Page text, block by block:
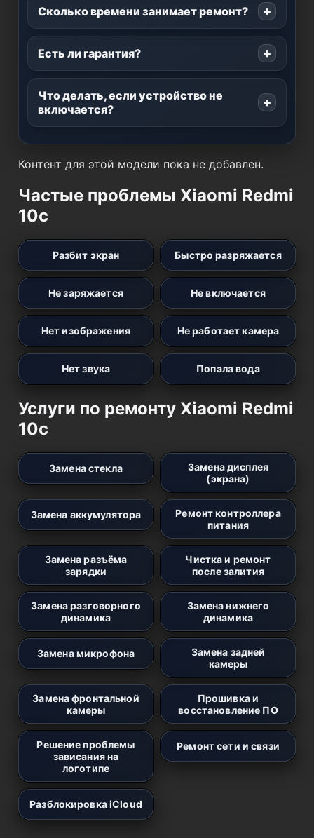
Сколько времени занимает ремонт?
Есть ли гарантия?
Что делать, если устройство не
включается?
Контент для этой модели пока не добавлен.
Частые проблемы Xiaomi Redmi
10c
Разбит экран Быстро разряжается
Не заряжается Не включается
Нет изображения Не работает камера
Нет звука Попала вода
Услуги по ремонту Xiaomi Redmi
10c
Замена стекла
Замена дисплея
(экрана)
Замена аккумулятора
Ремонт контроллера
питания
Замена разъёма
зарядки
Чистка и ремонт
после залития
Замена разговорного
динамика
Замена нижнего
динамика
Замена микрофона
Замена задней
камеры
Замена фронтальной
камеры
Прошивка и
восстановление ПО
Решение проблемы
зависания на
логотипе
Ремонт сети и связи
Разблокировка iCloud